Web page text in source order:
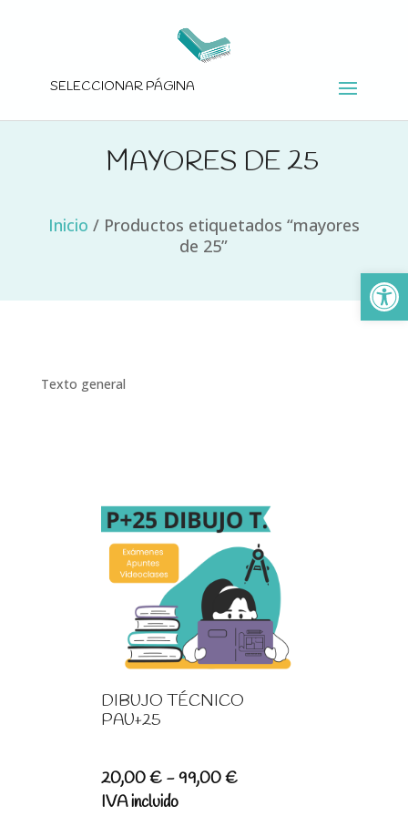
SELECCIONAR PÁGINA
MAYORES DE 25
Inicio / Productos etiquetados “mayores
de 25”
Texto general
DIBUJO TÉCNICO
PAU+25
20,00€ -99,00€Rango
IVA incluido